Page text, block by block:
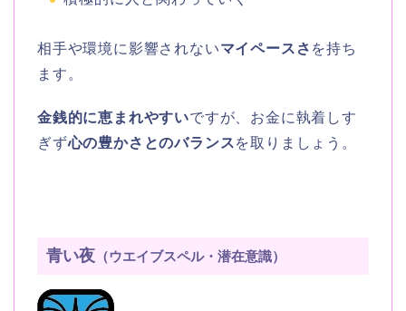
相手や環境に影響されないマイペースさ を持ち
ます。
金銭的に恵まれやすいですが、お金に執着しす
ぎず心の豊かさとのバランスを取りましょう。
青い夜 （ウエイブスペル・潜在意識）